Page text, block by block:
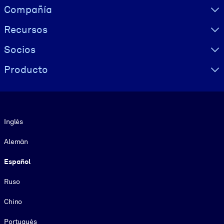
Visually hidden Text
Compañía
Recursos
Socios
Producto
Inglés
Alemán
Español
Ruso
Chino
Portugués